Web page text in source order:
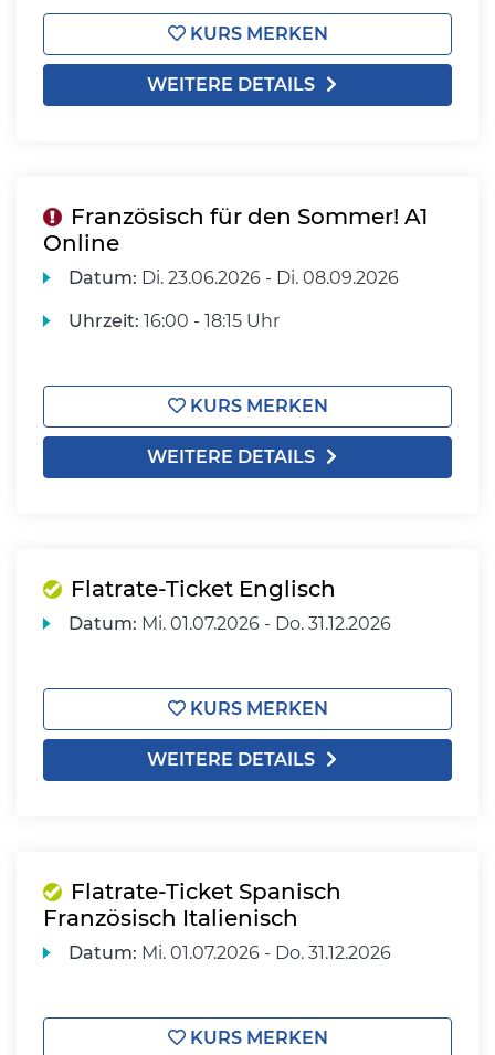
KURS MERKEN
WEITERE DETAILS
Französisch für den Sommer! A1
Online
Datum: Di. 23.06.2026 - Di. 08.09.2026
Uhrzeit: 16:00 - 18:15 Uhr
KURS MERKEN
WEITERE DETAILS
Flatrate-Ticket Englisch
Datum: Mi. 01.07.2026 - Do. 31.12.2026
KURS MERKEN
WEITERE DETAILS
Flatrate-Ticket Spanisch
Französisch Italienisch
Datum: Mi. 01.07.2026 - Do. 31.12.2026
KURS MERKEN